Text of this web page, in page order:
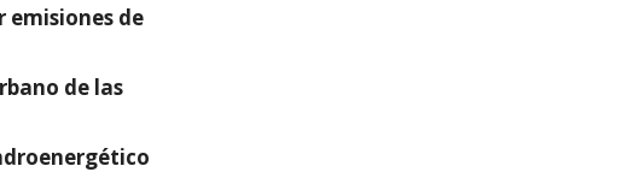
emisiones de
de las